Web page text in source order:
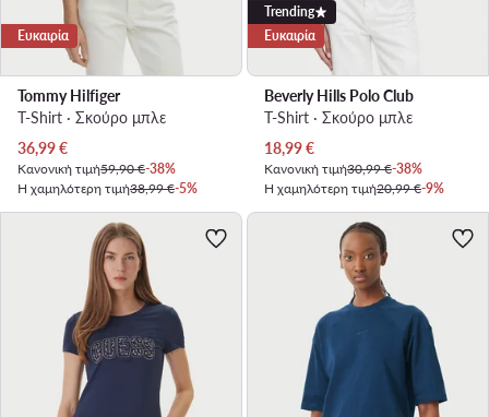
Ευκαιρία
Tommy Hilfiger
T-Shirt · Σκούρο μπλε
Τρέχουσα τιμή
36,99€
Κανονική τιμή59,90 €-38%
Η χαμηλότερη τιμή38,99 €-5%
Trending
Ευκαιρία
Beverly Hills Polo Club
T-Shirt · Σκούρο μπλε
Τρέχουσα τιμή
18,99€
Κανονική τιμή30,99 €-38%
Η χαμηλότερη τιμή20,99 €-9%